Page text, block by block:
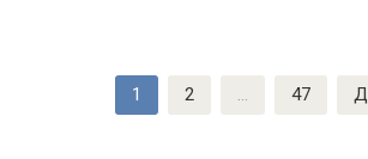
1 2 … 47